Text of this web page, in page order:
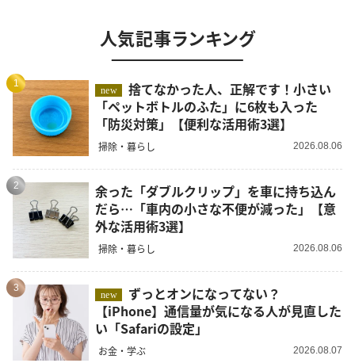
人気記事ランキング
1
new
捨てなかった人、正解です！小さい
「ペットボトルのふた」に6枚も入った
「防災対策」【便利な活用術3選】
掃除・暮らし 2026.08.06
2
余った「ダブルクリップ」を車に持ち込ん
だら…「車内の小さな不便が減った」【意
外な活用術3選】
掃除・暮らし 2026.08.06
3
new
【iPhone】通信量が気になる人が見直した
い「Safariの設定」
お金・学ぶ 2026.08.07